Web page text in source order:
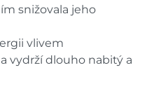
snižovala jeho
vlivem
vydrží dlouho nabitý a